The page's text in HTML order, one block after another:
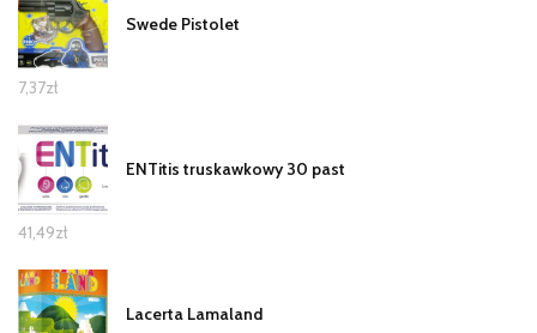
Swede Pistolet
7,37zł
ENTitis truskawkowy 30 past
41,49zł
Lacerta Lamaland